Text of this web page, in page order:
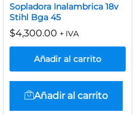
Sopladora Inalambrica 18v
Stihl Bga 45
$4,300.00 + IVA
Añadir al carrito
Añadir al carrito